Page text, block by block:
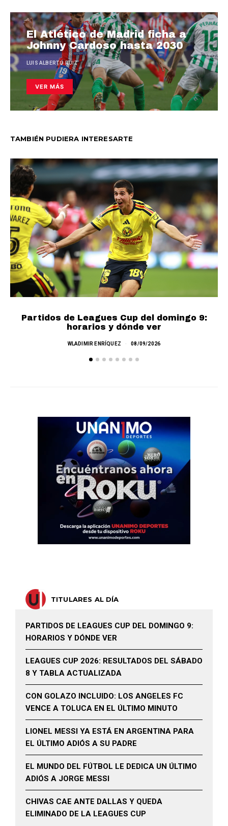
El Atlético de Madrid ficha a
Johnny Cardoso hasta 2030
LUIS ALBERTO RUIZ
VER MÁS
TAMBIÉN PUDIERA INTERESARTE
Partidos de Leagues Cup del domingo 9:
horarios y dónde ver
WLADIMIR ENRÍQUEZ 08/09/2026
TITULARES AL DÍA
PARTIDOS DE LEAGUES CUP DEL DOMINGO 9:
HORARIOS Y DÓNDE VER
LEAGUES CUP 2026: RESULTADOS DEL SÁBADO
8 Y TABLA ACTUALIZADA
CON GOLAZO INCLUIDO: LOS ANGELES FC
VENCE A TOLUCA EN EL ÚLTIMO MINUTO
LIONEL MESSI YA ESTÁ EN ARGENTINA PARA
EL ÚLTIMO ADIÓS A SU PADRE
EL MUNDO DEL FÚTBOL LE DEDICA UN ÚLTIMO
ADIÓS A JORGE MESSI
CHIVAS CAE ANTE DALLAS Y QUEDA
ELIMINADO DE LA LEAGUES CUP